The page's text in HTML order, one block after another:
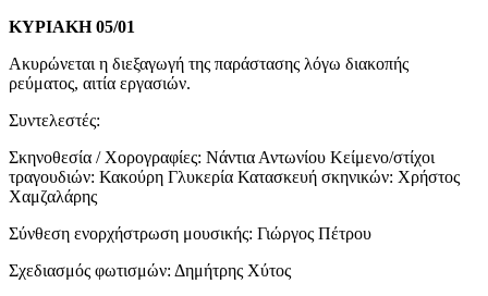
ΚΥΡΙΑΚΗ 05/01
Ακυρώνεται η διεξαγωγή της παράστασης λόγω διακοπής
ρεύματος, αιτία εργασιών.
Συντελεστές:
Σκηνοθεσία / Χορογραφίες: Νάντια Αντωνίου Κείμενο/στίχοι
τραγουδιών: Κακούρη Γλυκερία Κατασκευή σκηνικών: Χρήστος
Χαμζαλάρης
Σύνθεση ενορχήστρωση μουσικής: Γιώργος Πέτρου
Σχεδιασμός φωτισμών: Δημήτρης Χύτος